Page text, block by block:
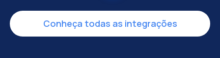
Conheça todas as integrações